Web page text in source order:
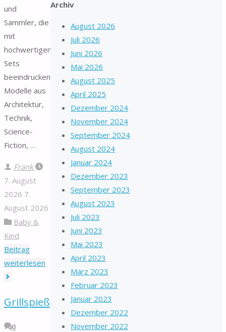
und
Sammler, die
mit
hochwertigen
Sets
beeindruckende
Modelle aus
Architektur,
Technik,
Science-
Fiction, …
Frank
7. August
2026 7.
August 2026
Baby &
Kind
Beitrag
weiterlesen "Klemmbausteine"
Grillspieß
0
Archiv
August 2026
Juli 2026
Juni 2026
Mai 2026
August 2025
April 2025
Dezember 2024
November 2024
September 2024
August 2024
Januar 2024
Dezember 2023
September 2023
August 2023
Juli 2023
Juni 2023
Mai 2023
April 2023
März 2023
Februar 2023
Januar 2023
Dezember 2022
November 2022